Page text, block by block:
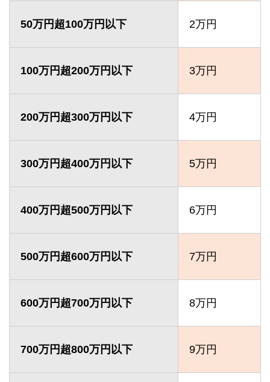
50万円超100万円以下 2万円
100万円超200万円以下 3万円
200万円超300万円以下 4万円
300万円超400万円以下 5万円
400万円超500万円以下 6万円
500万円超600万円以下 7万円
600万円超700万円以下 8万円
700万円超800万円以下 9万円